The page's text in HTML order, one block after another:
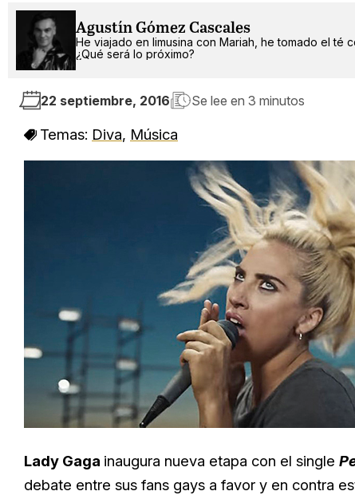
Agustín Gómez Cascales
He viajado en limusina con Mariah, he tomado el té
¿Qué será lo próximo?
22 septiembre, 2016 Se lee en 3 minutos
Temas: Diva, Música
Lady Gaga inaugura nueva etapa con el single
debate entre sus fans gays a favor y en contra